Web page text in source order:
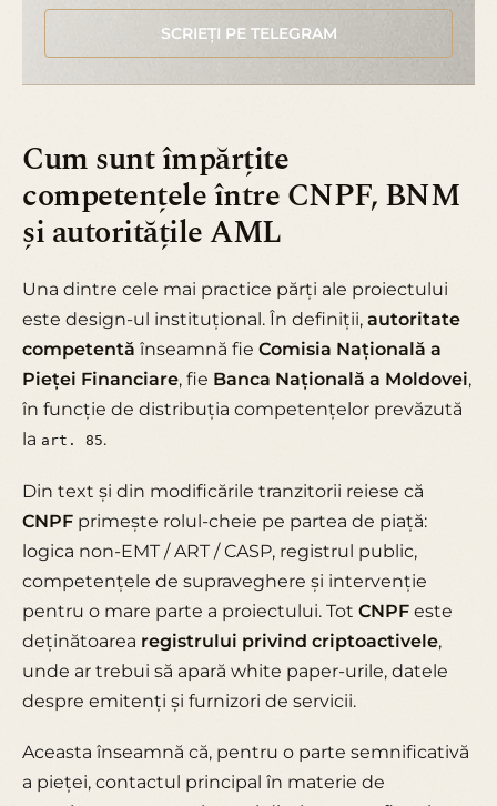
SCRIEȚI PE TELEGRAM
Cum sunt împărțite
competențele între CNPF, BNM
și autoritățile AML
Una dintre cele mai practice părți ale proiectului
este design-ul instituțional. În definiții, autoritate
competentă înseamnă fie Comisia Națională a
Pieței Financiare, fie Banca Națională a Moldovei,
în funcție de distribuția competențelor prevăzută
la art. 85.
Din text și din modificările tranzitorii reiese că
CNPF primește rolul-cheie pe partea de piață:
logica non-EMT / ART / CASP, registrul public,
competențele de supraveghere și intervenție
pentru o mare parte a proiectului. Tot CNPF este
deținătoarea registrului privind criptoactivele,
unde ar trebui să apară white paper-urile, datele
despre emitenți și furnizori de servicii.
Aceasta înseamnă că, pentru o parte semnificativă
a pieței, contactul principal în materie de